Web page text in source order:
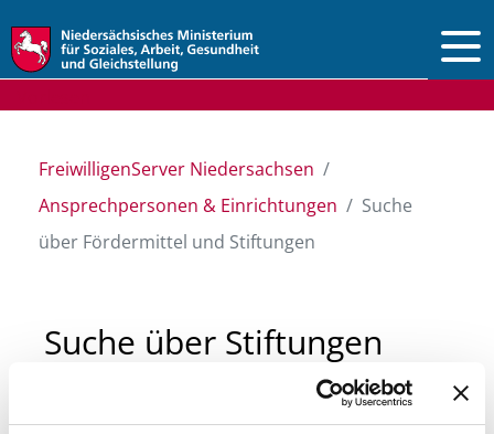
FreiwilligenServer Niedersachsen
Ansprechpersonen & Einrichtungen
Suche
über Fördermittel und Stiftungen
Suche über Stiftungen